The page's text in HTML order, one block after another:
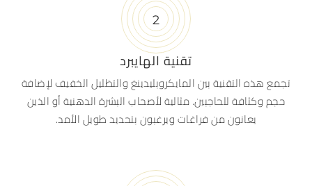
تقنية الهايبرد
تجمع هذه التقنية بين المايكروبليدينغ والتظليل الخفيف لإضافة
حجم وكثافة للحاجبين. مثالية لأصحاب البشرة الدهنية أو الذين
يعانون من فراغات ويرغبون بتحديد طويل الأمد.